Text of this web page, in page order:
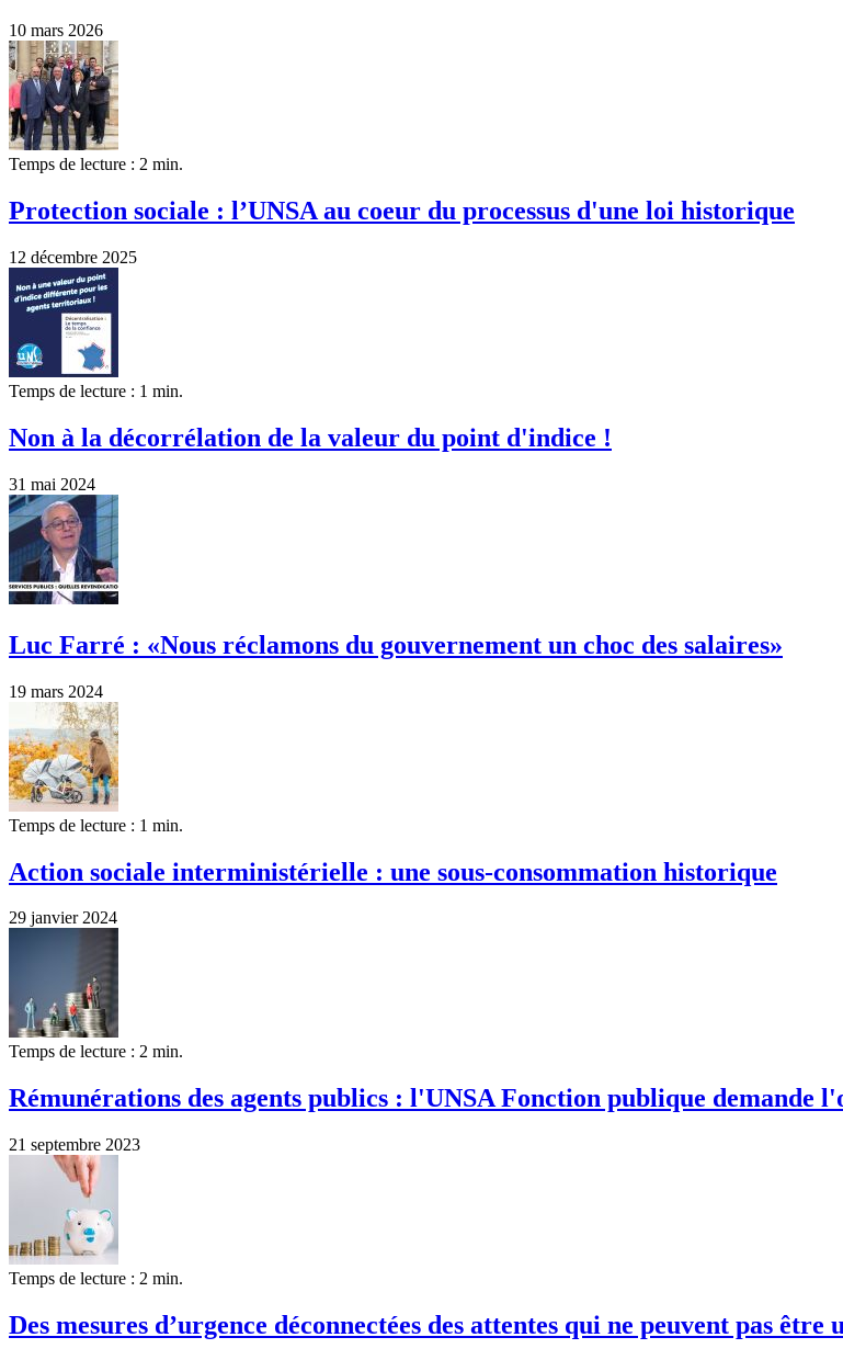
10 mars 2026
Temps de lecture : 2 min.
Protection sociale : l’UNSA au coeur du processus d'une loi historique
12 décembre 2025
Temps de lecture : 1 min.
Non à la décorrélation de la valeur du point d'indice !
31 mai 2024
Luc Farré : «Nous réclamons du gouvernement un choc des salaires»
19 mars 2024
Temps de lecture : 1 min.
Action sociale interministérielle : une sous-consommation historique
29 janvier 2024
Temps de lecture : 2 min.
Rémunérations des agents publics : l'UNSA Fonction publique demande
21 septembre 2023
Temps de lecture : 2 min.
Des mesures d’urgence déconnectées des attentes qui ne peuvent pas être